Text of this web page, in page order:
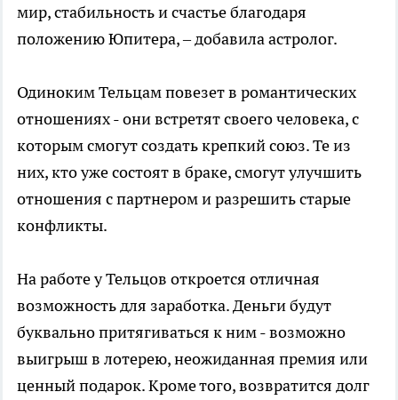
мир, стабильность и счастье благодаря
положению Юпитера, – добавила астролог.
Одиноким Тельцам повезет в романтических
отношениях - они встретят своего человека, с
которым смогут создать крепкий союз. Те из
них, кто уже состоят в браке, смогут улучшить
отношения с партнером и разрешить старые
конфликты.
На работе у Тельцов откроется отличная
возможность для заработка. Деньги будут
буквально притягиваться к ним - возможно
выигрыш в лотерею, неожиданная премия или
ценный подарок. Кроме того, возвратится долг